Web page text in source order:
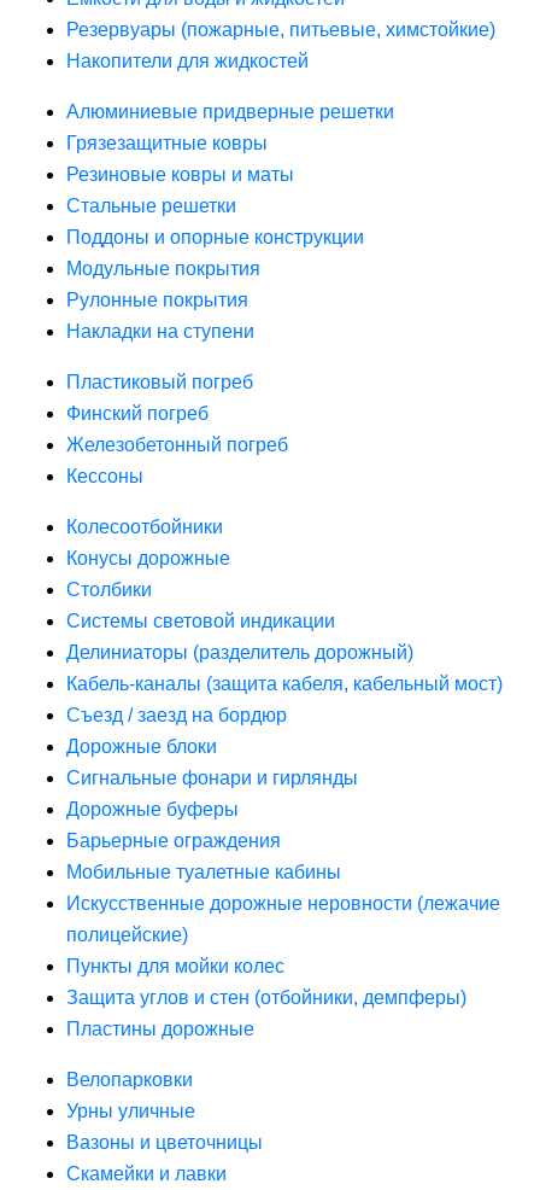
Резервуары (пожарные, питьевые, химстойкие)
Накопители для жидкостей
Алюминиевые придверные решетки
Грязезащитные ковры
Резиновые ковры и маты
Стальные решетки
Поддоны и опорные конструкции
Модульные покрытия
Рулонные покрытия
Накладки на ступени
Пластиковый погреб
Финский погреб
Железобетонный погреб
Кессоны
Колесоотбойники
Конусы дорожные
Столбики
Системы световой индикации
Делиниаторы (разделитель дорожный)
Кабель-каналы (защита кабеля, кабельный мост)
Съезд / заезд на бордюр
Дорожные блоки
Сигнальные фонари и гирлянды
Дорожные буферы
Барьерные ограждения
Мобильные туалетные кабины
Искусственные дорожные неровности (лежачие
полицейские)
Пункты для мойки колес
Защита углов и стен (отбойники, демпферы)
Пластины дорожные
Велопарковки
Урны уличные
Вазоны и цветочницы
Скамейки и лавки